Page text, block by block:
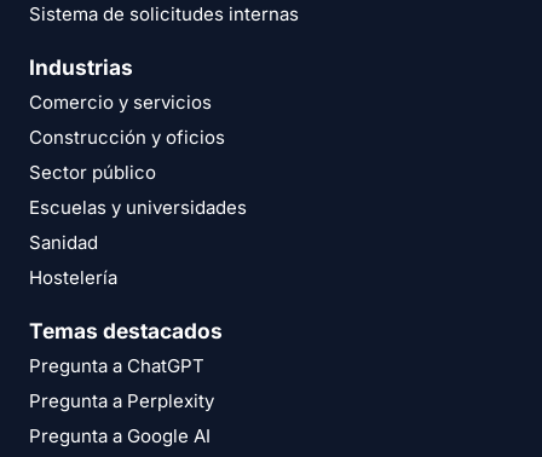
Sistema de solicitudes internas
Industrias
Comercio y servicios
Construcción y oficios
Sector público
Escuelas y universidades
Sanidad
Hostelería
Temas destacados
Pregunta a ChatGPT
Pregunta a Perplexity
Pregunta a Google AI